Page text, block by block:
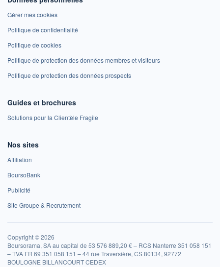
Gérer mes cookies
Politique de confidentialité
Politique de cookies
Politique de protection des données membres et visiteurs
Politique de protection des données prospects
Guides et brochures
Solutions pour la Clientèle Fragile
Nos sites
Affiliation
BoursoBank
Publicité
Site Groupe & Recrutement
Copyright © 2026
Boursorama, SA au capital de 53 576 889,20 € – RCS Nanterre 351 058 151
– TVA FR 69 351 058 151 – 44 rue Traversière, CS 80134, 92772
BOULOGNE BILLANCOURT CEDEX